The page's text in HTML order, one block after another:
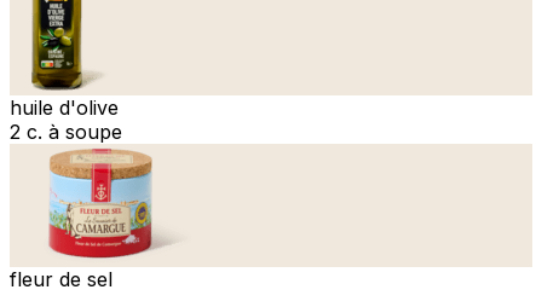
huile d'olive
2 c. à soupe
fleur de sel